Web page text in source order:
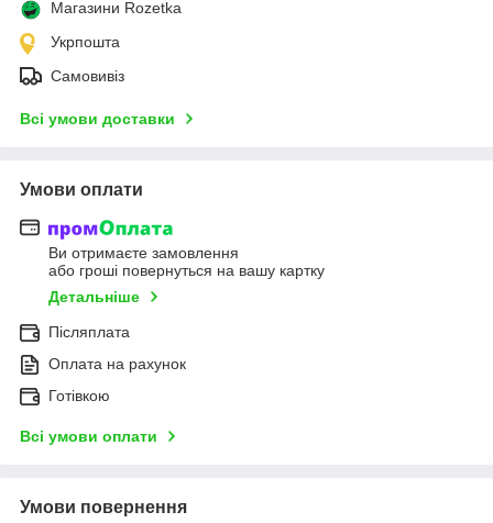
Магазини Rozetka
Укрпошта
Самовивіз
Всі умови доставки
Умови оплати
Ви отримаєте замовлення
або гроші повернуться на вашу картку
Детальніше
Післяплата
Оплата на рахунок
Готівкою
Всі умови оплати
Умови повернення